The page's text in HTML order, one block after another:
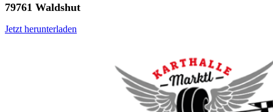
79761 Waldshut
Jetzt herunterladen